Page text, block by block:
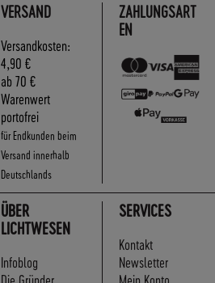
ZAHLUNGSART
EN
VERSAND
Versandkosten:
4,90 €
ab 70 €
Warenwert
portofrei
für Endkunden beim
Versand innerhalb
Deutschlands
ÜBER
LICHTWESEN
Infoblog
Die Gründer
SERVICES
Kontakt
Newsletter
Mein Konto